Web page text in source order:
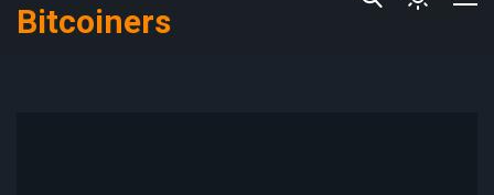
Bitcoiners